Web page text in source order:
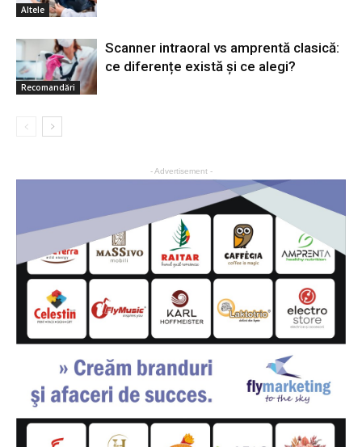
Altele
Recomandări
Scanner intraoral vs amprentă clasică:
ce diferențe există și ce alegi?
- Advertisement -